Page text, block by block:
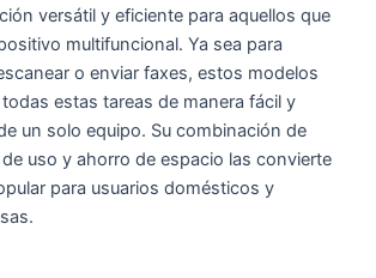
versátil y eficiente para aquellos que
multifuncional. Ya sea para
o enviar faxes, estos modelos
estas tareas de manera fácil y
un solo equipo. Su combinación de
uso y ahorro de espacio las convierte
para usuarios domésticos y